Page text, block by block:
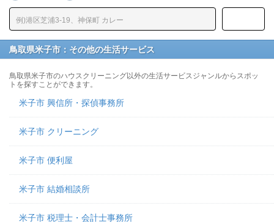
鳥取県米子市：その他の生活サービス
鳥取県米子市のハウスクリーニング以外の生活サービスジャンルからスポッ
トを探すことができます。
米子市 興信所・探偵事務所
米子市 クリーニング
米子市 便利屋
米子市 結婚相談所
米子市 税理士・会計士事務所